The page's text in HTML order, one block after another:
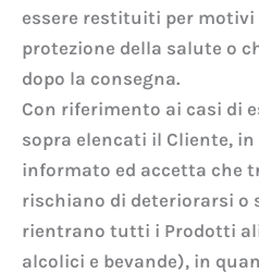
essere restituiti per
protezione della salute o
dopo la consegna.
Con riferimento ai casi di
sopra elencati il Cliente,
informato ed accetta che
rischiano di deteriorarsi o
rientrano tutti i Prodotti
alcolici e bevande), in